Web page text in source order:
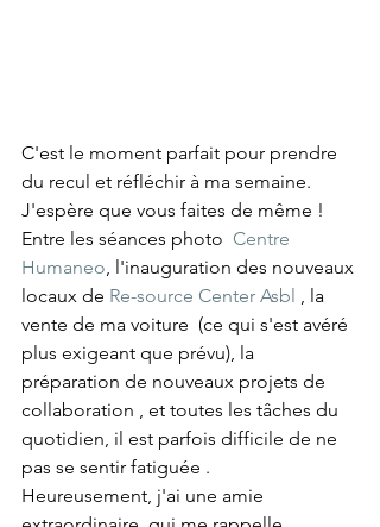
C'est le moment parfait pour prendre
du recul et réfléchir à ma semaine.
J'espère que vous faites de même !
Entre les séances photo Centre
Humaneo , l'inauguration des nouveaux
locaux de Re-source Center Asbl , la
vente de ma voiture  (ce qui s'est avéré
plus exigeant que prévu), la
préparation de nouveaux projets de
collaboration , et toutes les tâches du
quotidien, il est parfois difficile de ne
pas se sentir fatiguée .
Heureusement, j'ai une amie